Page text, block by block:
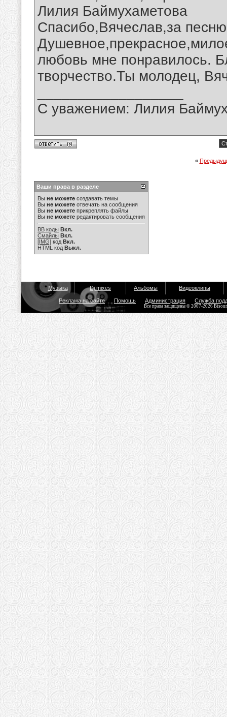
Лилия Баймухаметова
Спасибо,Вячеслав,за
любовь мне понравилось.
творчество.Ты молодец,
С уважением: Лилия
«
Ваши права в разделе
Вы не можете создавать темы
Вы не можете отвечать на сообщения
Вы не можете прикреплять файлы
Вы не можете редактировать сообщения
BB коды Вкл.
Смайлы Вкл.
[IMG] код Вкл.
HTML код Выкл.
Музыка Dj mixes Альбомы Видеоклипы
Реклама на сайте Помощь Администрация Служба
Все права защищены © 2007-2026